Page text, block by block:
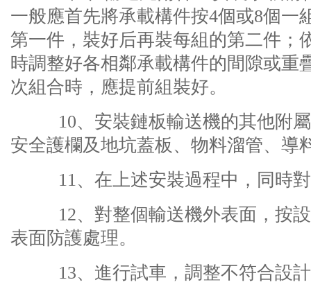
一般應首先將承載構件按4個或8個一
第一件，裝好后再裝每組的第二件；
時調整好各相鄰承載構件的間隙或重
次組合時，應提前組裝好。
10、安裝鏈板輸送機的其他附屬
安全護欄及地坑蓋板、物料溜管、導
11、在上述安裝過程中，同時對
12、對整個輸送機外表面，按設
表面防護處理。
13、進行試車，調整不符合設計